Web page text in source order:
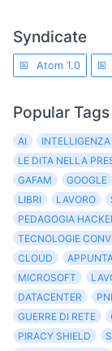
Syndicate
Atom 1.0
Popular Tags
AI
LE DITA NELLA
GAFAM
GOOGLE
LIBRI
LAVORO
PEDAGOGIA
TECNOLOGIE
CLOUD
MICROSOFT
DATACENTER
GUERRE DI RETE
PIRACY SHIELD